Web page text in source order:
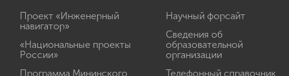
Проект «Инженерный
навигатор»
«Национальные проекты
России»
Программа Мининского
Научный форсайт
Сведения об
образовательной
организации
Телефонный справочник